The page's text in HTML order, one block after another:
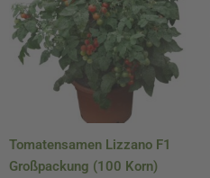
Tomatensamen Lizzano F1
Großpackung (100 Korn)